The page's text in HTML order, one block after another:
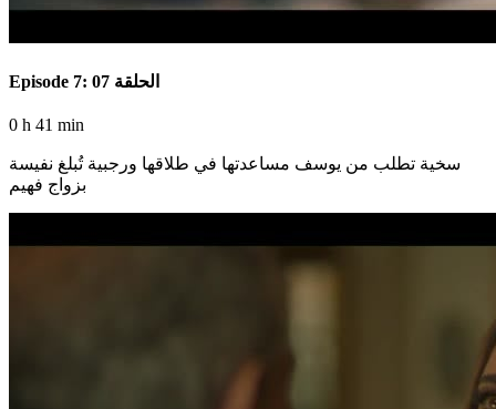
Episode 7: الحلقة 07
0 h 41 min
سخية تطلب من يوسف مساعدتها في طلاقها ورجبية تُبلغ نفيسة
بزواج فهيم